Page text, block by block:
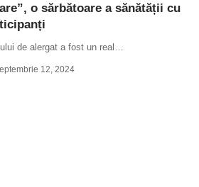
o sărbătoare a sănătății cu
de alergat a fost un real
12, 2024